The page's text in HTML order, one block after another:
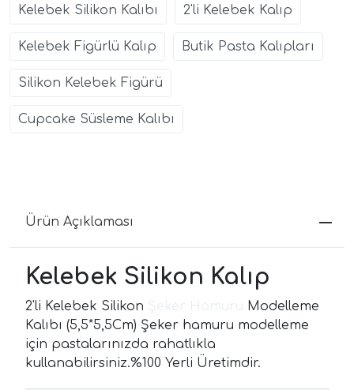
Kelebek Silikon Kalıbı 2'li Kelebek Kalıp
Kelebek Figürlü Kalıp Butik Pasta Kalıpları
Silikon Kelebek Figürü
Cupcake Süsleme Kalıbı
Ürün Açıklaması
Kelebek Silikon Kalıp
2'li Kelebek Silikon
Modelleme
Kalıbı (5,5*5,5Cm) Şeker hamuru modelleme
için pastalarınızda rahatlıkla
kullanabilirsiniz.%100 Yerli Üretimdir.